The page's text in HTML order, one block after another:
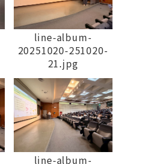
line-album-
20251020-251020-
21.jpg
line-album-